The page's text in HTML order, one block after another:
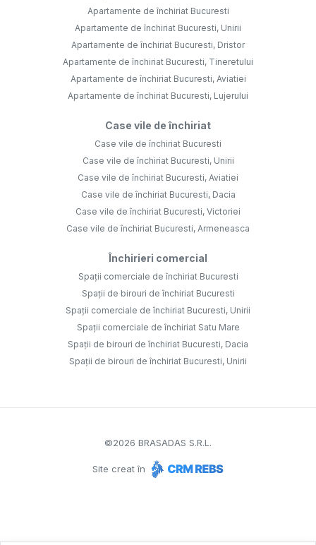
Apartamente de închiriat Bucuresti
Apartamente de închiriat Bucuresti, Unirii
Apartamente de închiriat Bucuresti, Dristor
Apartamente de închiriat Bucuresti, Tineretului
Apartamente de închiriat Bucuresti, Aviatiei
Apartamente de închiriat Bucuresti, Lujerului
Case vile de închiriat
Case vile de închiriat Bucuresti
Case vile de închiriat Bucuresti, Unirii
Case vile de închiriat Bucuresti, Aviatiei
Case vile de închiriat Bucuresti, Dacia
Case vile de închiriat Bucuresti, Victoriei
Case vile de închiriat Bucuresti, Armeneasca
Închirieri comercial
Spații comerciale de închiriat Bucuresti
Spații de birouri de închiriat Bucuresti
Spații comerciale de închiriat Bucuresti, Unirii
Spații comerciale de închiriat Satu Mare
Spații de birouri de închiriat Bucuresti, Dacia
Spații de birouri de închiriat Bucuresti, Unirii
©2026 BRASADAS S.R.L.
Site creat în